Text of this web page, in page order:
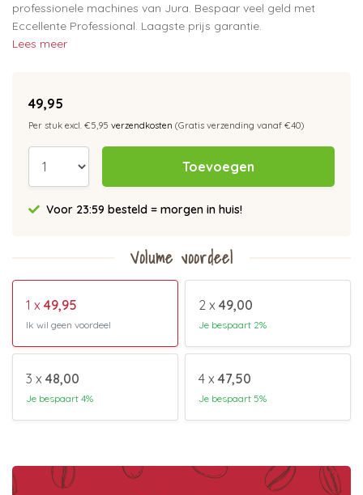
professionele machines van Jura. Bespaar veel geld met
Eccellente Professional. Laagste prijs garantie.
Lees meer
49,95
Per stuk excl. €5,95 verzendkosten (Gratis verzending vanaf €40)
Toevoegen
Voor 23:59 besteld = morgen in huis!
Volume voordeel
1 x 49,95
Ik wil geen voordeel
2 x 49,00
Je bespaart 2%
3 x 48,00
Je bespaart 4%
4 x 47,50
Je bespaart 5%